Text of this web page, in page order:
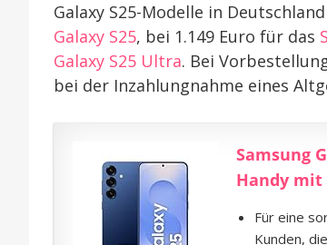
Galaxy S25-Modelle in
Galaxy S25, bei 1.149 Euro für das
Galaxy S25 Ultra. Bei
bei der Inzahlungnahme eines
Samsung
Handy mit
Für eine
Kunden,